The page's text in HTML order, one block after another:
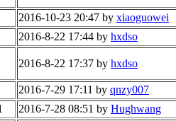
2016-10-23 20:47 by xiaoguowei
2016-8-22 17:44 by hxdso
2016-8-22 17:37 by hxdso
2016-7-29 17:11 by qnzy007
2016-7-28 08:51 by Hughwang